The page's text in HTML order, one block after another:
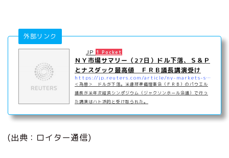
JP
外部リンク
1 Pocket
ＮＹ市場サマリー（27日）ドル下落、Ｓ＆Ｐ
とナスダック最高値 ＦＲＢ議長講演受け
https://jp.reuters.com/article/ny-markets-summary-idJPKBN2FS26X
＜為替＞ ドルが下落。米連邦準備理事会（ＦＲＢ）のパウエル
議長が米年次経済シンポジウム（ジャクソンホール会議）で行っ
た講演はハト派的と受け取られた。
(出典：ロイター通信)